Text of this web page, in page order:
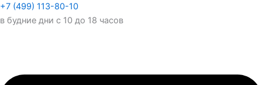
+7 (499) 113-80-10
в будние дни с 10 до 18 часов